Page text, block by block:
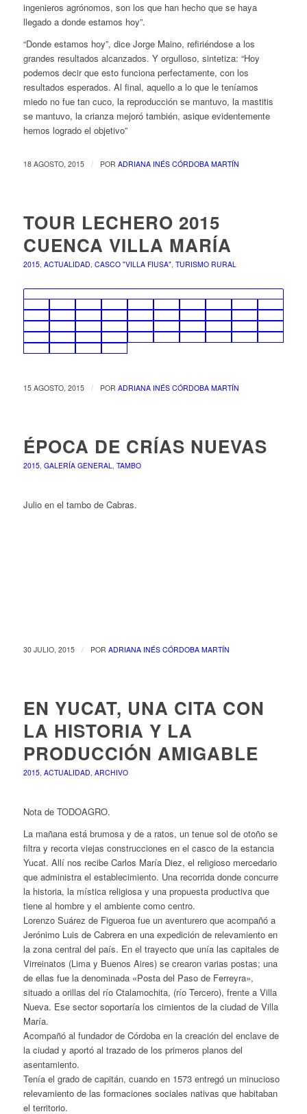
ingenieros agrónomos, son los que han hecho que se haya
llegado a donde estamos hoy”.
“Donde estamos hoy”, dice Jorge Maino, refiriéndose a los
grandes resultados alcanzados. Y orgulloso, sintetiza: “Hoy
podemos decir que esto funciona perfectamente, con los
resultados esperados. Al final, aquello a lo que le teníamos
miedo no fue tan cuco, la reproducción se mantuvo, la mastitis
se mantuvo, la crianza mejoró también, asique evidentemente
hemos logrado el objetivo”
18 AGOSTO, 2015 / POR ADRIANA INÉS CÓRDOBA MARTÍN
TOUR LECHERO 2015
CUENCA VILLA MARÍA
2015, ACTUALIDAD, CASCO "VILLA FIUSA", TURISMO RURAL
15 AGOSTO, 2015 / POR ADRIANA INÉS CÓRDOBA MARTÍN
ÉPOCA DE CRÍAS NUEVAS
2015, GALERÍA GENERAL, TAMBO
Julio en el tambo de Cabras.
30 JULIO, 2015 / POR ADRIANA INÉS CÓRDOBA MARTÍN
EN YUCAT, UNA CITA CON
LA HISTORIA Y LA
PRODUCCIÓN AMIGABLE
2015, ACTUALIDAD, ARCHIVO
Nota de TODOAGRO.
La mañana está brumosa y de a ratos, un tenue sol de otoño se
filtra y recorta viejas construcciones en el casco de la estancia
Yucat. Allí nos recibe Carlos María Diez, el religioso mercedario
que administra el establecimiento. Una recorrida donde concurre
la historia, la mística religiosa y una propuesta productiva que
tiene al hombre y el ambiente como centro.
Lorenzo Suárez de Figueroa fue un aventurero que acompañó a
Jerónimo Luis de Cabrera en una expedición de relevamiento en
la zona central del país. En el trayecto que unía las capitales de
Virreinatos (Lima y Buenos Aires) se crearon varias postas; una
de ellas fue la denominada «Posta del Paso de Ferreyra»,
situado a orillas del río Ctalamochita, (río Tercero), frente a Villa
Nueva. Ese sector soportaría los cimientos de la ciudad de Villa
María.
Acompañó al fundador de Córdoba en la creación del enclave de
la ciudad y aportó al trazado de los primeros planos del
asentamiento.
Tenía el grado de capitán, cuando en 1573 entregó un minucioso
relevamiento de las formaciones sociales nativas que habitaban
el territorio.